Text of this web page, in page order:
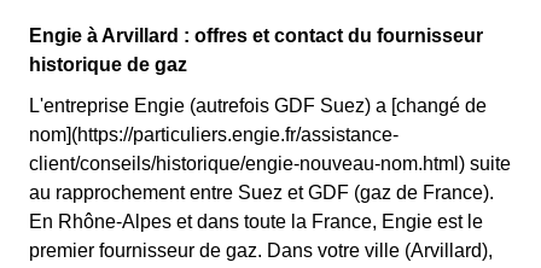
Engie à Arvillard : offres et contact du fournisseur
historique de gaz
L'entreprise Engie (autrefois GDF Suez) a [changé de
nom](https://particuliers.engie.fr/assistance-
client/conseils/historique/engie-nouveau-nom.html) suite
au rapprochement entre Suez et GDF (gaz de France).
En Rhône-Alpes et dans toute la France, Engie est le
premier fournisseur de gaz. Dans votre ville (Arvillard),